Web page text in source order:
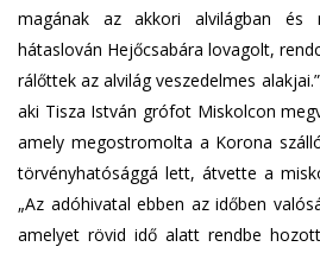
magának az akkori alvilágban és
hátaslován Hejőcsabára lovagolt,
rálőttek az alvilág veszedelmes alakjai.”
aki Tisza István grófot Miskolcon
amely megostromolta a Korona
törvényhatósággá lett, átvette a
„Az adóhivatal ebben az időben
amelyet rövid idő alatt rendbe